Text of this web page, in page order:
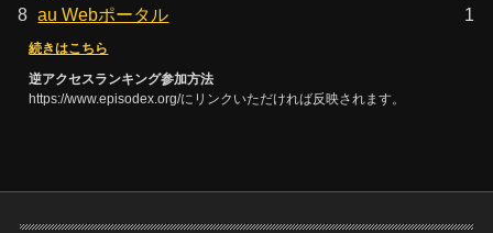
8 au Webポータル 1
続きはこちら
逆アクセスランキング参加方法
https://www.episodex.org/にリンクいただければ反映されます。